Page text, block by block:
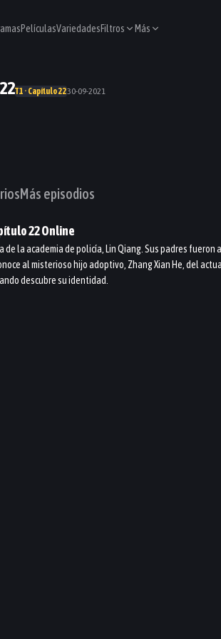
PelículasVariedadesFiltros Más
T1 · Capítulo 2230-09-2021
Más episodios
22Online
de la academia de policía, Lin Qiang. Sus padres
al misterioso hijo adoptivo, Zhang Xian He, del
descubre su identidad.